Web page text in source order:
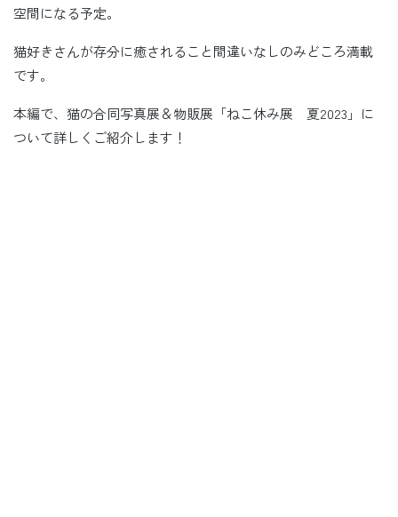
空間になる予定。
猫好きさんが存分に癒されること間違いなしのみどころ満載
です。
本編で、猫の合同写真展＆物販展「ねこ休み展 夏2023」に
ついて詳しくご紹介します！